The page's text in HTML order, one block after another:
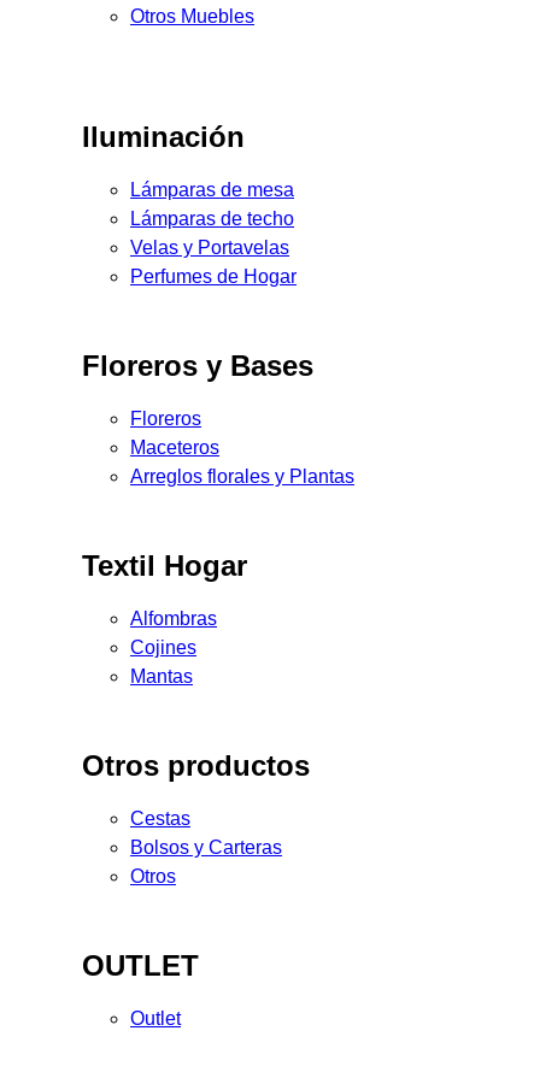
Otros Muebles
Iluminación
Lámparas de mesa
Lámparas de techo
Velas y Portavelas
Perfumes de Hogar
Floreros y Bases
Floreros
Maceteros
Arreglos florales y Plantas
Textil Hogar
Alfombras
Cojines
Mantas
Otros productos
Cestas
Bolsos y Carteras
Otros
OUTLET
Outlet